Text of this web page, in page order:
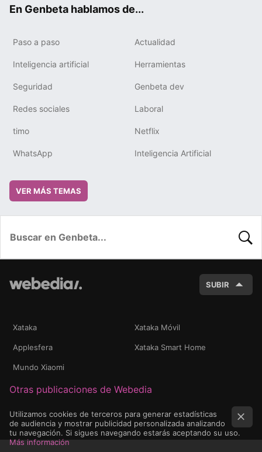
En Genbeta hablamos de...
Paso a paso Actualidad
Inteligencia artificial Herramientas
Seguridad Genbeta dev
Redes sociales Laboral
timo Netflix
WhatsApp Inteligencia Artificial
VER MÁS TEMAS
SUBIR
Xataka Xataka Móvil
Applesfera Xataka Smart Home
Mundo Xiaomi
Otras publicaciones de Webedia
Utilizamos cookies de terceros para generar estadísticas
de audiencia y mostrar publicidad personalizada analizando
tu navegación. Si sigues navegando estarás aceptando su uso.
Más información